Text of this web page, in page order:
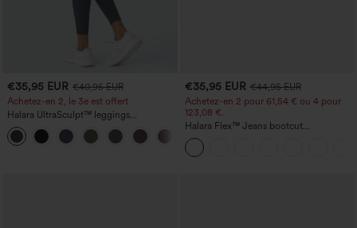
€35,95 EUR €40,95 EUR
Achetez-en 2, le 3e est offert
Halara UltraSculpt™ leggings
d'entraînement taille haute — fronces
liftantes pour le fessier, maintien gainant
du ventre et poche
€35,95 EUR €44,95 EUR
Achetez-en 2 pour 61,54 € ou 4 pour
123,08 €.
Halara Flex™ Jeans bootcut
décontractés taille haute, effet délavé,
avec poches